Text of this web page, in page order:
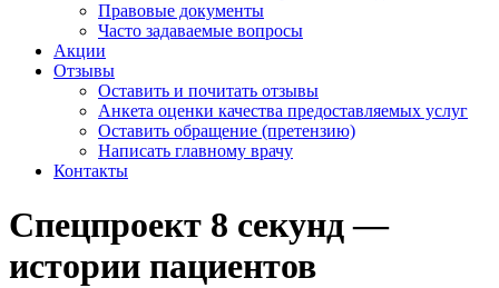
Правовые документы
Часто задаваемые вопросы
Акции
Отзывы
Оставить и почитать отзывы
Анкета оценки качества предоставляемых услуг
Оставить обращение (претензию)
Написать главному врачу
Контакты
Спецпроект 8 секунд —
истории пациентов